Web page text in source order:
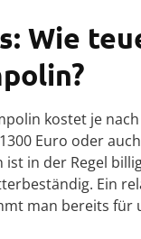
Wie
kostet je
Euro oder
in der Regel
Ein
man bereits für